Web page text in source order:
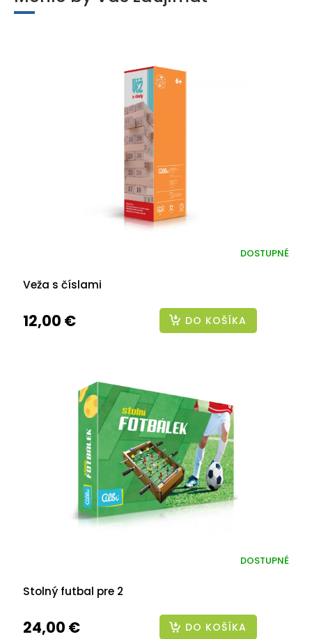
Veža s číslami
DOSTUPNÉ
12,00 € DO KOŠÍKA
Stolný futbal pre 2
DOSTUPNÉ
24,00 € DO KOŠÍKA